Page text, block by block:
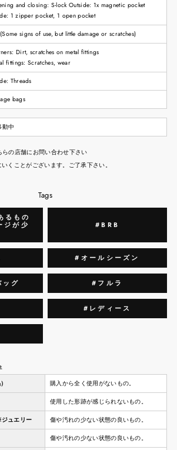
and closing: S-lock Outside: 1x magnetic pocket
1 zipper pocket, 1 open pocket
signs of use, but little damage or scratches)
Dirt, scratches on metal fittings
fittings: Scratches, wear
Threads
bags
中
の店舗にお問い合わせ下さい
くことがございます。ご了承下さい。
Tags
るもの
ジが少
#BRB
#オールシーズン
グ #フルラ
#レディース
購入から全く使用がないもの。
使用した形跡が感じられないもの。
ュエリー 傷や汚れの少ない状態の良いもの。
傷や汚れの少ない状態の良いもの。